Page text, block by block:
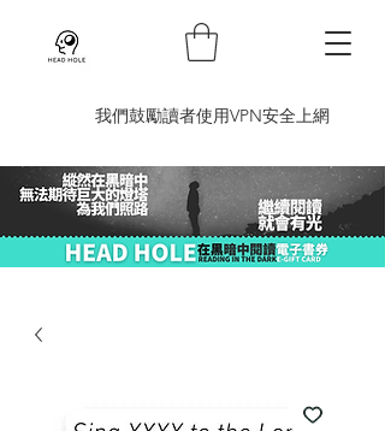
​我們鼓勵讀者使用VPN安全上網